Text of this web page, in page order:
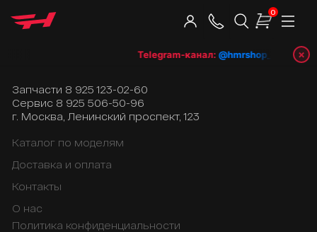
0
Telegram-канал: @hmrshop_ru 👈 ×
Запчасти 8 925 123-02-60
Сервис 8 925 506-50-96
г. Москва, Ленинский проспект, 123
Каталог по моделям
Доставка и оплата
Контакты
О нас
Политика конфиденциальности